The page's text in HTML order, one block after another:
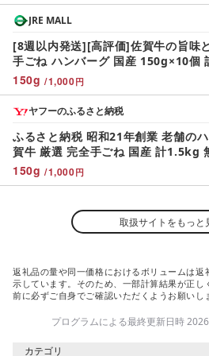
150g /1,000円
JRE MALL
[8週以内発送][高評価]佐賀牛の旨味
手ごね ハンバーグ 国産 150g×10個
佐賀牛 厳選 老舗のハンバーグ | 昭
の 冷凍 個包装 小分け お惣菜 焼く
150g /1,000円
ヤフーのふるさと納税
ふるさと納税 昭和21年創業 老舗の
賀牛 厳選 完全手ごね 国産 計1.5kg
装 小分け お惣菜 .. 佐賀県多久市
取扱サイトをもっと
返礼品の量や同一価格におけるボリュームは
示しています。そのため、一部計算結果が正
前に必ずご自身でご確認いただくようお願いし
プログラムによる最終更新日時
カテゴリ